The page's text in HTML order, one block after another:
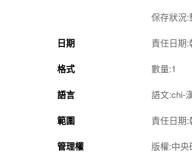
保存狀況:
日期 責任日期:
格式 數量:1
語言 語文:chi-
範圍 責任日期:
管理權 版權:中